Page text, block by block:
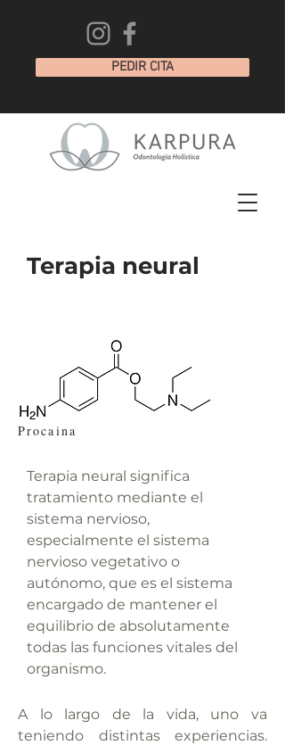
PEDIR CITA
Terapia neural
Procaina
Terapia neural significa
tratamiento mediante el
sistema nervioso,
especialmente el sistema
nervioso vegetativo o
autónomo, que es el sistema
encargado de mantener el
equilibrio de absolutamente
todas las funciones vitales del
organismo.
A lo largo de la vida, uno va
teniendo distintas experiencias.